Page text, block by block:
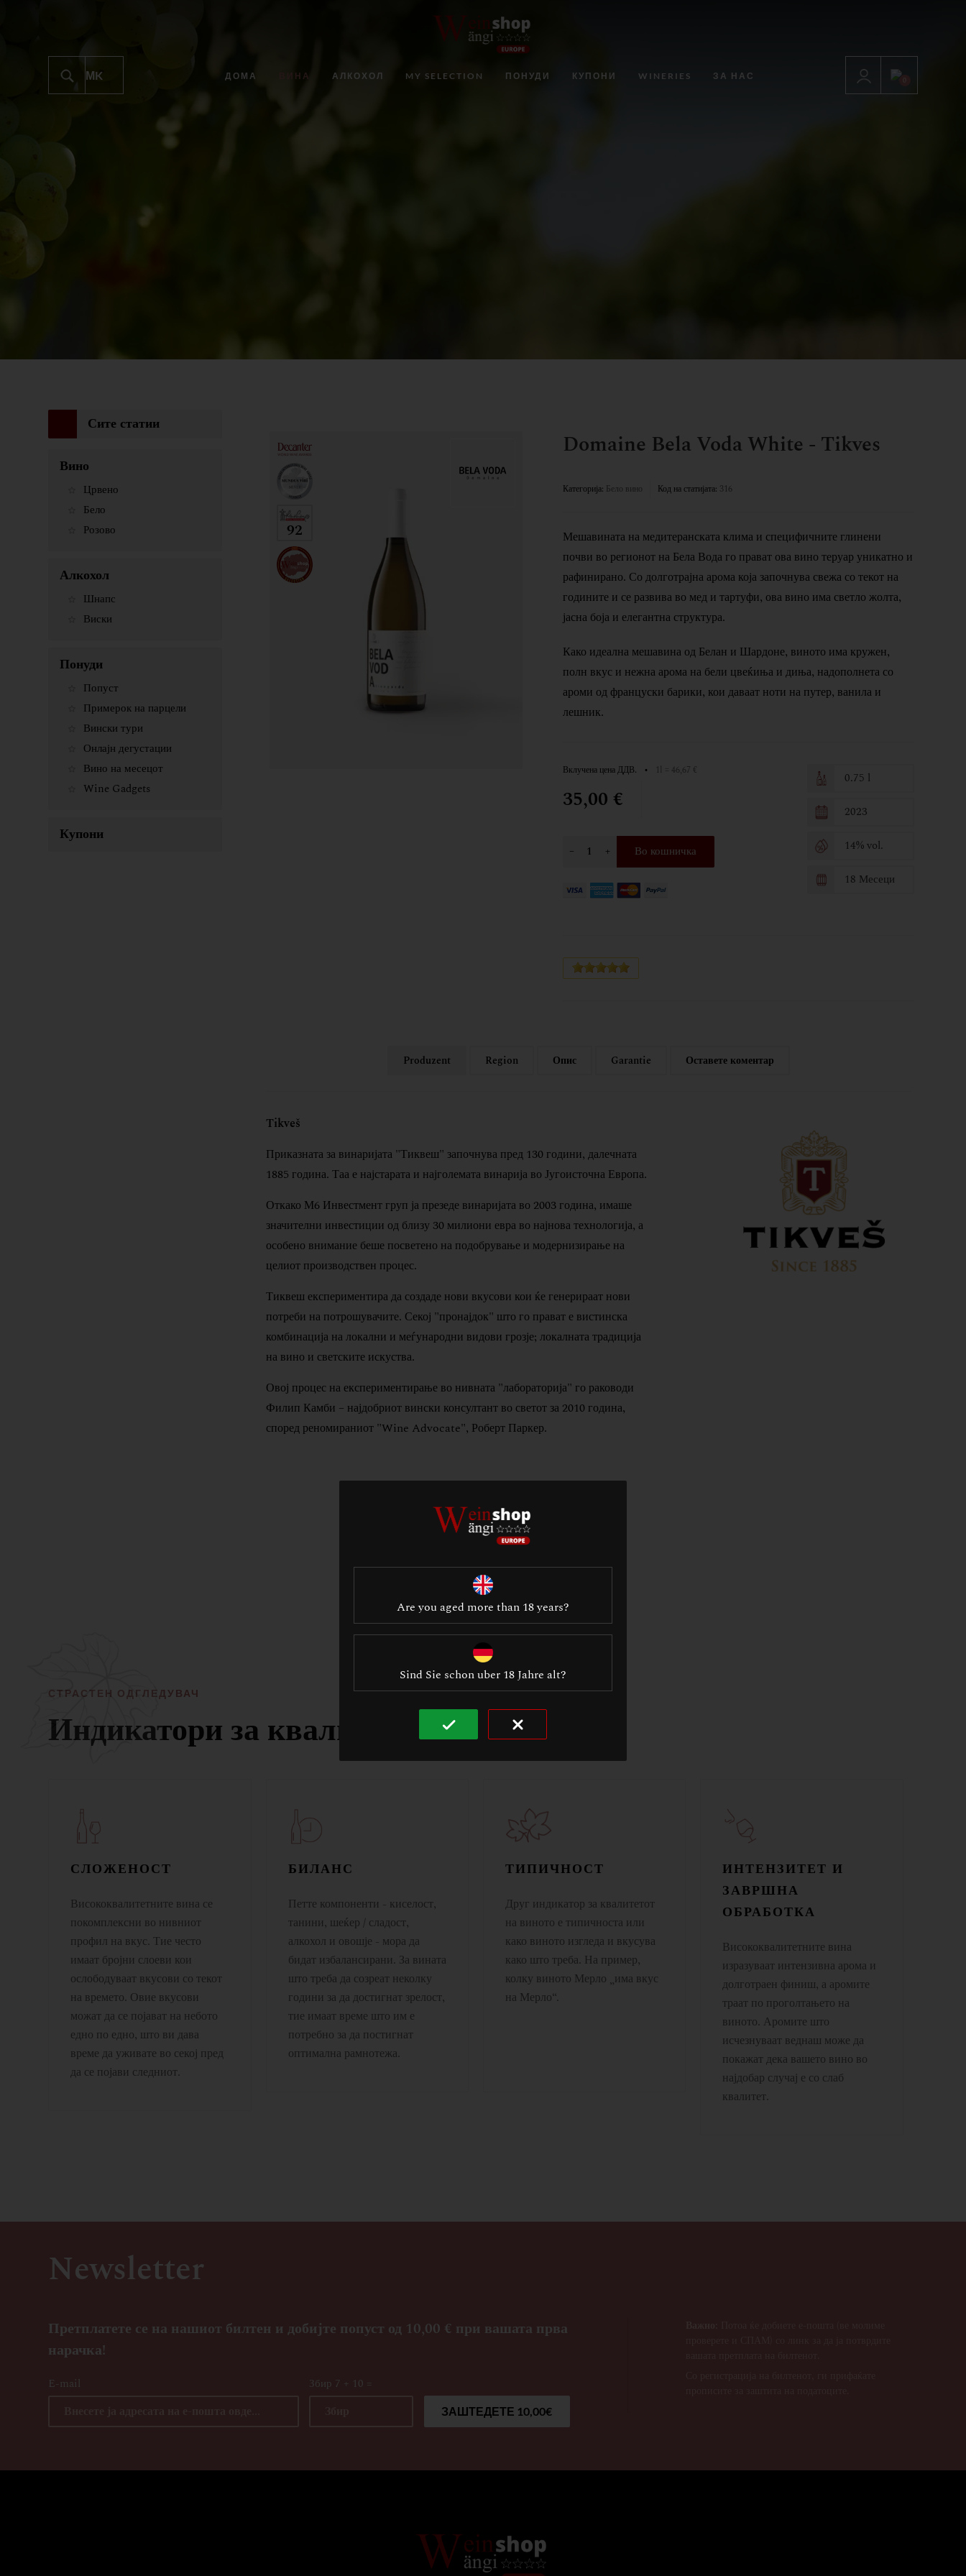
Are you aged more than 18 years?
Sind Sie schon uber 18 Jahre alt?
ДОМА ВИНА АЛКОХОЛ MY SELECTION ПОНУДИ КУПОНИ WINERIES ЗА НАС
Сите статии
Вино
Црвено
Бело
Розово
Алкохол
Шнапс
Виски
Понуди
Попуст
Примерок на парцели
Вински тури
Онлајн дегустации
Вино на месецот
Wine Gadgets
Купони
92
Domaine Bela Voda White - Tikves
Категорија: Бело вино Код на статијата: 316
Мешавината на медитеранската клима и специфичните глинени
почви во регионот на Бела Вода го прават ова вино теруар уникатно и
рафинирано. Со долготрајна арома која започнува свежа со текот на
годините и се развива во мед и тартуфи, ова вино има светло жолта,
јасна боја и елегантна структура.
Како идеална мешавина од Белан и Шардоне, виното има кружен,
полн вкус и нежна арома на бели цвеќиња и диња, надополнета со
ароми од француски барики, кои даваат ноти на путер, ванила и
лешник.
0.75 l
2023
14% vol.
18 Месеци
Вклучена цена ДДВ. • 1l = 46,67 €
35,00 €
– + Во кошничка
Produzent Region Опис Garantie Оставете коментар
Tikveš
Приказната за винаријата "Тиквеш" започнува пред 130 години, далечната
1885 година. Таа е најстарата и најголемата винарија во Југоисточна Европа.
Откако М6 Инвестмент груп ја презеде винаријата во 2003 година, имаше
значителни инвестиции од близу 30 милиони евра во најнова технологија, а
особено внимание беше посветено на подобрување и модернизирање на
целиот производствен процес.
Тиквеш експериментира да создаде нови вкусови кои ќе генерираат нови
потреби на потрошувачите. Секој "пронајдок" што го прават е вистинска
комбинација на локални и меѓународни видови грозје; локалната традиција
на вино и светските искуства.
Овој процес на експериментирање во нивната "лабораторија" го раководи
Филип Камби – најдобриот вински консултант во светот за 2010 година,
според реномираниот "Wine Advocate", Роберт Паркер.
СТРАСТЕН ОДГЛЕДУВАЧ
Индикатори за квалитет на вино
СЛОЖЕНОСТ
Висококвалитетните вина се
покомплексни во нивниот
профил на вкус. Тие често
имаат бројни слоеви кои
ослободуваат вкусови со текот
на времето. Овие вкусови
можат да се појават на небото
едно по едно, што ви дава
време да уживате во секој пред
да се појави следниот.
БИЛАНС
Петте компоненти - киселост,
танини, шеќер / сладост,
алкохол и овошје - мора да
бидат избалансирани. За вината
што треба да созреат неколку
години за да достигнат зрелост,
тие имаат време што им е
потребно за да постигнат
оптимална рамнотежа.
ТИПИЧНОСТ
Друг индикатор за квалитетот
на виното е типичноста или
како виното изгледа и вкусува
како што треба. На пример,
колку виното Мерло „има вкус
на Мерло“.
ИНТЕНЗИТЕТ И
ЗАВРШНА
ОБРАБОТКА
Висококвалитетните вина
изразуваат интензивна арома и
долготраен финиш, а аромите
траат по проголтањето на
виното. Аромите што
исчезнуваат веднаш може да
покажат дека вашето вино во
најдобар случај е со слаб
квалитет.
Newsletter
Претплатете се на нашиот билтен и добијте попуст од 10,00 € при вашата прва
нарачка!
E-mail Збир 7 + 10 =